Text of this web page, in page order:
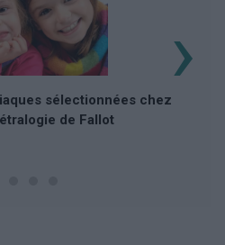
sélectionnées chez
de Fallot
›